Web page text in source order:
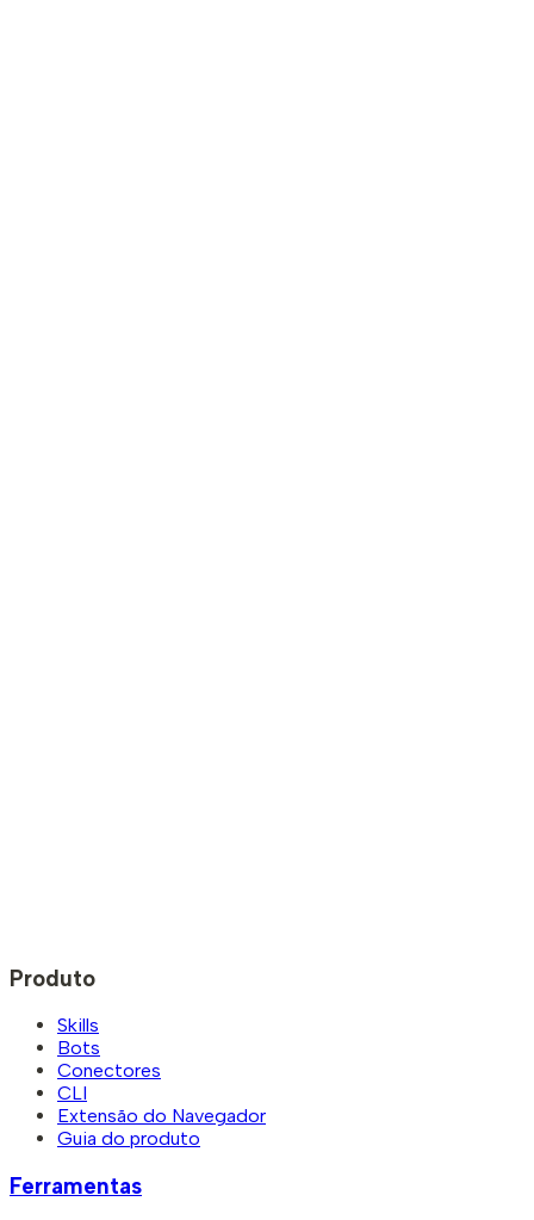
Produto
Skills
Bots
Conectores
CLI
Extensão do Navegador
Guia do produto
Ferramentas